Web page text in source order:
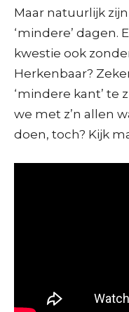
Maar natuurlijk
‘mindere’ dagen.
kwestie ook
Herkenbaar?
‘mindere kant’ te
we met z’n allen
doen, toch? Kijk